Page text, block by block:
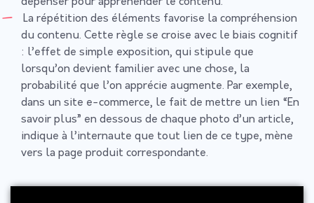
La répétition des éléments favorise la compréhension
du contenu. Cette règle se croise avec le biais cognitif
: l’effet de simple exposition, qui stipule que
lorsqu’on devient familier avec une chose, la
probabilité que l’on apprécie augmente. Par exemple,
dans un site e-commerce, le fait de mettre un lien “En
savoir plus” en dessous de chaque photo d’un article,
indique à l’internaute que tout lien de ce type, mène
vers la page produit correspondante.